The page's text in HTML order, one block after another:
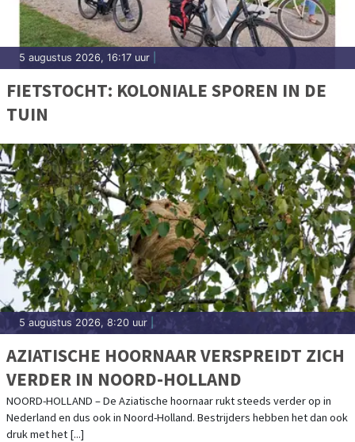
5 augustus 2026, 16:17 uur
FIETSTOCHT: KOLONIALE SPOREN IN DE
TUIN
5 augustus 2026, 8:20 uur
AZIATISCHE HOORNAAR VERSPREIDT ZICH
VERDER IN NOORD-HOLLAND
NOORD-HOLLAND – De Aziatische hoornaar rukt steeds verder op in
Nederland en dus ook in Noord-Holland. Bestrijders hebben het dan ook
druk met het [...]